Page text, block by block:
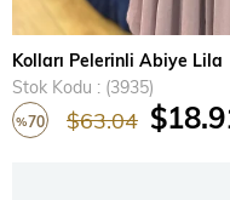
Kolları Pelerinli Abiye Lila
Stok Kodu
(3935)
%70 $63.04